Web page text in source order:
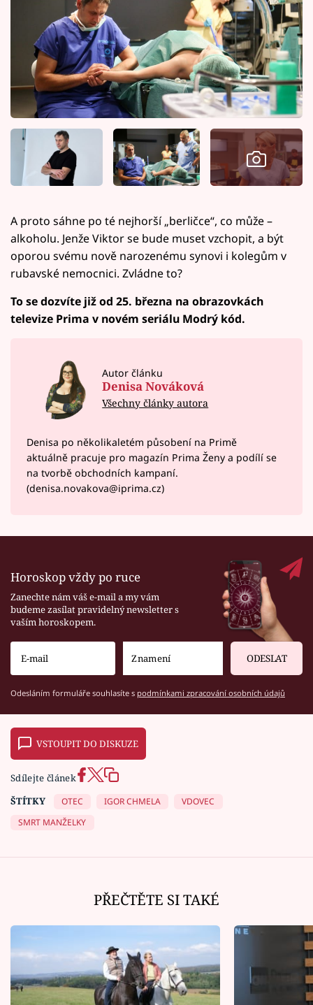
A proto sáhne po té nejhorší „berličce“, co může –
alkoholu. Jenže Viktor se bude muset vzchopit, a být
oporou svému nově narozenému synovi i kolegům v
rubavské nemocnici. Zvládne to?
To se dozvíte již od 25. března na obrazovkách
televize Prima v novém seriálu Modrý kód.
Autor článku
Denisa Nováková
Všechny články autora
Denisa po několikaletém působení na Primě
aktuálně pracuje pro magazín Prima Ženy a podílí se
na tvorbě obchodních kampaní.
(denisa.novakova@iprima.cz)
Horoskop vždy po ruce
Zanechte nám váš e-mail a my vám
budeme zasílat pravidelný newsletter s
vaším horoskopem.
ODESLAT
Odesláním formuláře souhlasíte s podmínkami zpracování osobních údajů
VSTOUPIT DO DISKUZE
Sdílejte článek
ŠTÍTKY
OTEC IGOR CHMELA
VDOVEC
SMRT MANŽELKY
PŘEČTĚTE SI TAKÉ